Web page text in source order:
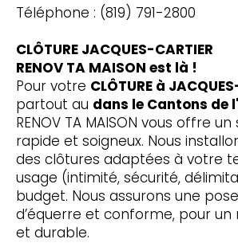
Téléphone : (819) 791-2800
CLÔTURE JACQUES-CARTIER
RENOV TA MAISON est là !
Pour votre CLÔTURE à
partout au dans le Cantons de
RENOV TA MAISON vous offre
rapide et soigneux. Nous
des clôtures adaptées à votre
usage (intimité, sécurité,
budget. Nous assurons une
d’équerre et conforme, pour
et durable.